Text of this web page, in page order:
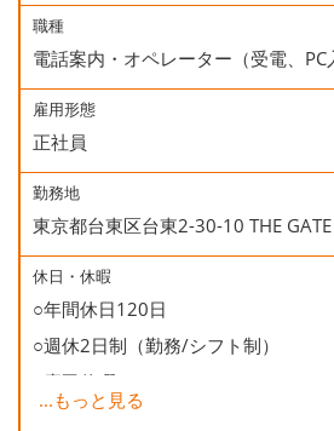
職種
電話案内・オペレーター（受電、PC
雇用形態
正社員
勤務地
東京都台東区台東2-30-10 THE
休日・休暇
○年間休日120日
○週休2日制（勤務/シフト制）
○慶弔休暇
○有給休暇
...もっと見る